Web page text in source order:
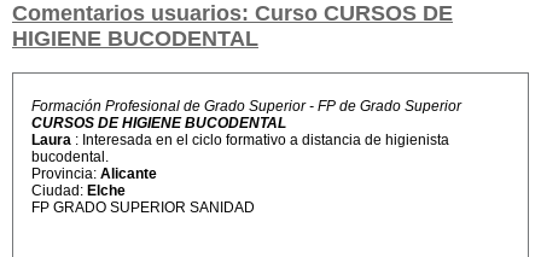
Comentarios usuarios: Curso CURSOS DE
HIGIENE BUCODENTAL
Formación Profesional de Grado Superior - FP de Grado Superior
CURSOS DE HIGIENE BUCODENTAL
Laura : Interesada en el ciclo formativo a distancia de higienista
bucodental.
Provincia: Alicante
Ciudad: Elche
FP GRADO SUPERIOR SANIDAD